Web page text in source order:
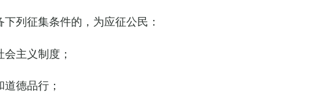
列征集条件的，为应征公民：
主义制度；
德品行；